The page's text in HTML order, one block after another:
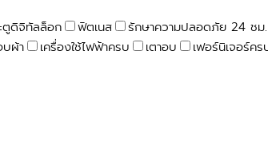
ตูดิจิทัลล็อก ฟิตเนส รักษาความปลอดภัย 24 ชม.
บผ้า เครื่องใช้ไฟฟ้าครบ เตาอบ เฟอร์นิเจอร์คร